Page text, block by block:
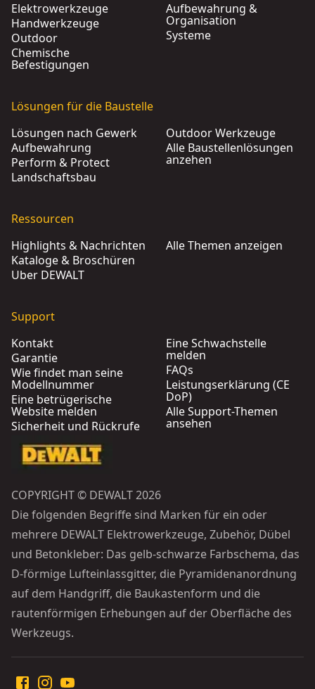
Elektrowerkzeuge
Handwerkzeuge
Outdoor
Chemische
Befestigungen
Aufbewahrung &
Organisation
Systeme
Lösungen für die Baustelle
Lösungen nach Gewerk
Aufbewahrung
Perform & Protect
Landschaftsbau
Outdoor Werkzeuge
Alle Baustellenlösungen
anzehen
Ressourcen
Highlights & Nachrichten
Kataloge & Broschüren
Über DEWALT
Alle Themen anzeigen
Support
Kontakt
Garantie
Wie findet man seine
Modellnummer
Eine betrügerische
Website melden
Sicherheit und Rückrufe
Eine Schwachstelle
melden
FAQs
Leistungserklärung (CE
DoP)
Alle Support-Themen
ansehen
COPYRIGHT © DEWALT 2026
Die folgenden Begriffe sind Marken für ein oder
mehrere DEWALT Elektrowerkzeuge, Zubehör, Dübel
und Betonkleber: Das gelb-schwarze Farbschema, das
D-förmige Lufteinlassgitter, die Pyramidenanordnung
auf dem Handgriff, die Baukastenform und die
rautenförmigen Erhebungen auf der Oberfläche des
Werkzeugs.